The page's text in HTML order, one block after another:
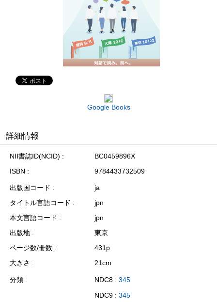
Google Books
詳細情報
NII書誌ID(NCID)
BC0459896X
ISBN
9784433732509
出版国コード
ja
タイトル言語コード
jpn
本文言語コード
jpn
出版地
東京
ページ数/冊数
431p
大きさ
21cm
分類 NDC8 : 345
NDC9 : 345